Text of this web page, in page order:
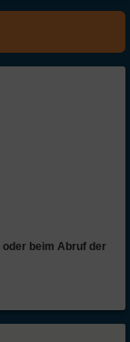
oder beim Abruf der